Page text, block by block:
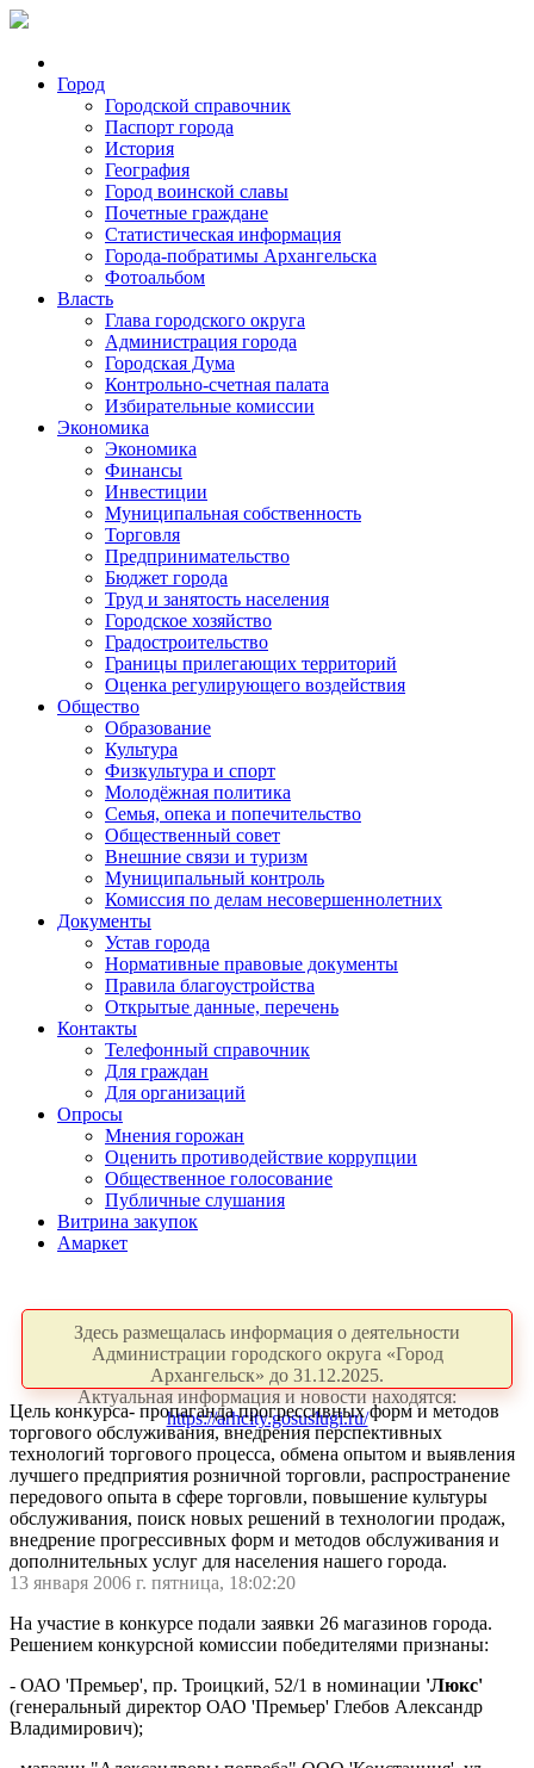
Город
Городской справочник
Паспорт города
История
География
Город воинской славы
Почетные граждане
Статистическая информация
Города-побратимы Архангельска
Фотоальбом
Власть
Глава городского округа
Администрация города
Городская Дума
Контрольно-счетная палата
Избирательные комиссии
Экономика
Экономика
Финансы
Инвестиции
Муниципальная собственность
Торговля
Предпринимательство
Бюджет города
Труд и занятость населения
Городское хозяйство
Градостроительство
Границы прилегающих территорий
Оценка регулирующего воздействия
Общество
Образование
Культура
Физкультура и спорт
Молодёжная политика
Семья, опека и попечительство
Общественный совет
Внешние связи и туризм
Муниципальный контроль
Комиссия по делам несовершеннолетних
Документы
Устав города
Нормативные правовые документы
Правила благоустройства
Открытые данные, перечень
Контакты
Телефонный справочник
Для граждан
Для организаций
Опросы
Мнения горожан
Оценить противодействие коррупции
Общественное голосование
Публичные слушания
Витрина закупок
Амаркет
Здесь размещалась информация о деятельности
Администрации городского округа «Город
Архангельск» до 31.12.2025.
Актуальная информация и новости находятся:
https://arhcity.gosuslugi.ru/
Цель конкурса- пропаганда прогрессивных форм и методов
торгового обслуживания, внедрения перспективных
технологий торгового процесса, обмена опытом и выявления
лучшего предприятия розничной торговли, распространение
передового опыта в сфере торговли, повышение культуры
обслуживания, поиск новых решений в технологии продаж,
внедрение прогрессивных форм и методов обслуживания и
дополнительных услуг для населения нашего города.
13 января 2006 г. пятница, 18:02:20
На участие в конкурсе подали заявки 26 магазинов города.
Решением конкурсной комиссии победителями признаны:
- ОАО 'Премьер', пр. Троицкий, 52/1 в номинации 'Люкс'
(генеральный директор ОАО 'Премьер' Глебов Александр
Владимирович);